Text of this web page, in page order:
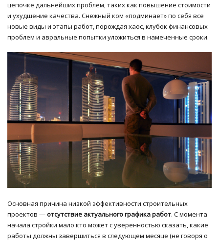
цепочке дальнейших проблем, таких как повышение стоимости
и ухудшение качества. Снежный ком «подминает» по себя все
новые виды и этапы работ, порождая хаос, клубок финансовых
проблем и авральные попытки уложиться в намеченные сроки.
Основная причина низкой эффективности строительных
проектов — отсутствие актуального графика работ. С момента
начала стройки мало кто может с уверенностью сказать, какие
работы должны завершиться в следующем месяце (не говоря о